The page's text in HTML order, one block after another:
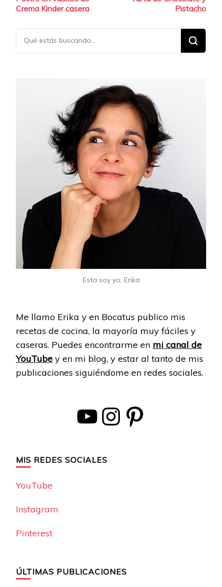
de
Crema Kinder casera
Pistacho
¿Buscas
algo?
Esta soy yo, Erika
Me llamo Erika y en Bocatus publico mis
recetas de cocina, la mayoría muy fáciles y
caseras. Puedes encontrarme en mi canal de
YouTube y en mi blog, y estar al tanto de mis
publicaciones siguiéndome en redes sociales.
YouTube Instagram Pinterest
MIS REDES SOCIALES
YouTube
Instagram
Pinterest
ÚLTIMAS PUBLICACIONES